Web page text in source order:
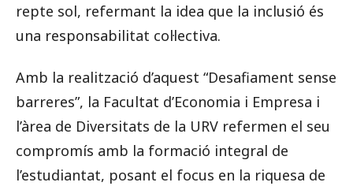
repte sol, refermant la idea que la inclusió és
una responsabilitat col·lectiva.
Amb la realització d’aquest “Desafiament sense
barreres”, la Facultat d’Economia i Empresa i
l’àrea de Diversitats de la URV refermen el seu
compromís amb la formació integral de
l’estudiantat, posant el focus en la riquesa de